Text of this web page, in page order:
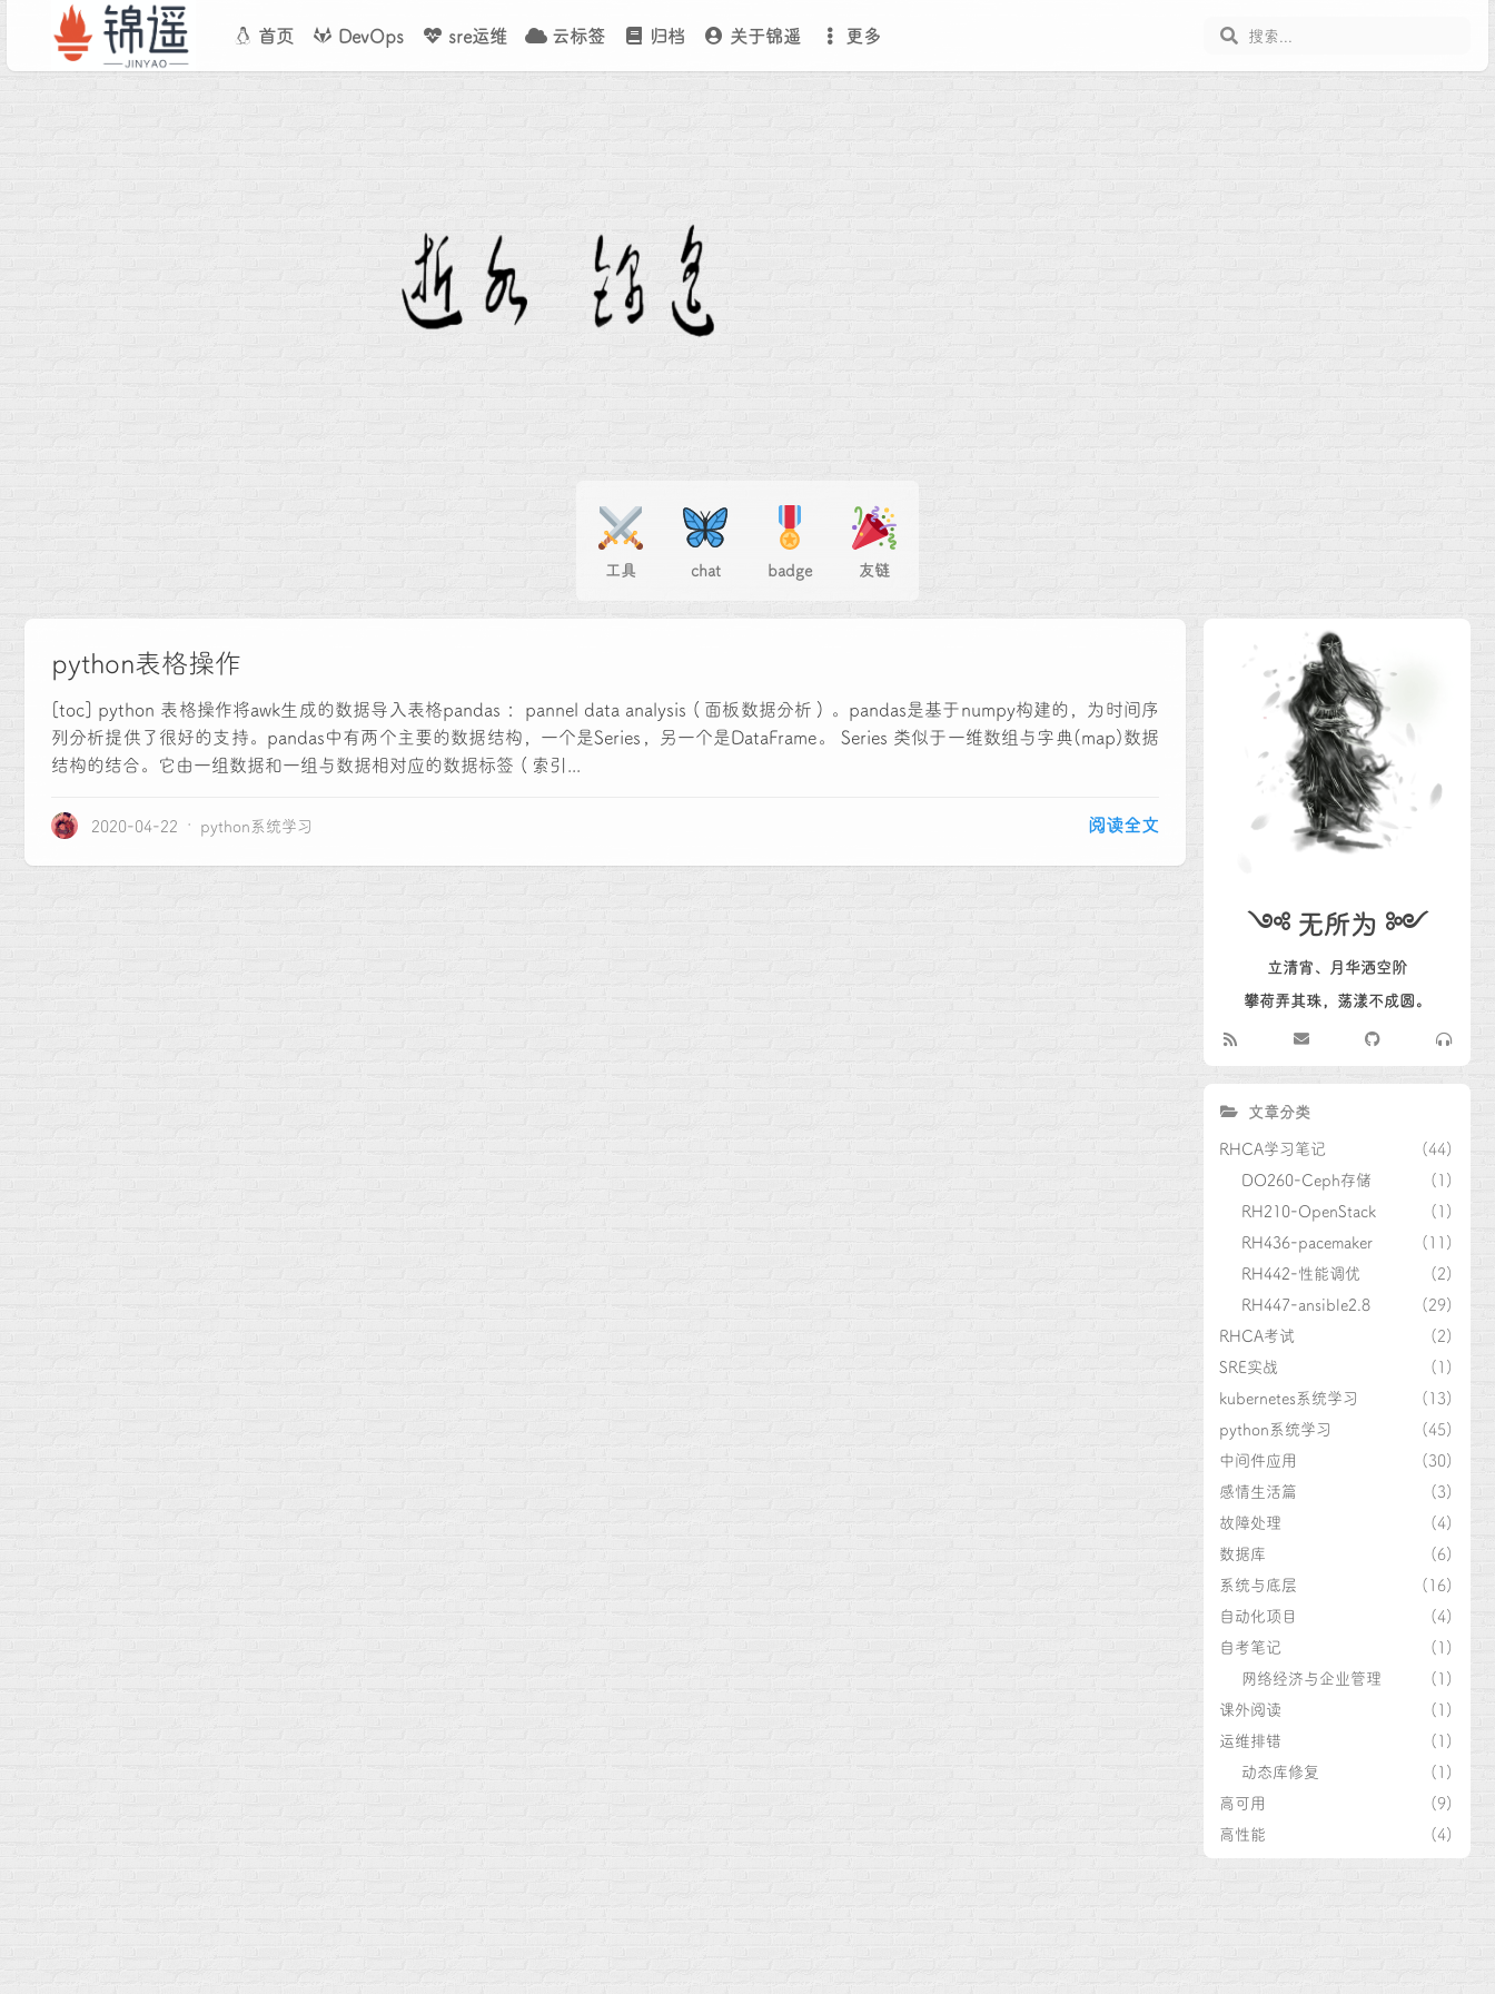
首页 DevOps sre运维 云标签 归档 关于锦遥 更多
工具 chat badge 友链
python表格操作
[toc] python 表格操作将awk生成的数据导入表格pandas ：pannel data analysis（面板数据分析）。pandas是基于numpy构建的，为时间序
列分析提供了很好的支持。pandas中有两个主要的数据结构，一个是Series，另一个是DataFrame。 Series 类似于一维数组与字典(map)数据
结构的结合。它由一组数据和一组与数据相对应的数据标签（索引...
2020-04-22 python系统学习 阅读全文
༺ 无所为 ༻
立清宵、月华洒空阶
攀荷弄其珠，荡漾不成圆。
文章分类
RHCA学习笔记
(44)
DO260-Ceph存储
(1)
RH210-OpenStack
(1)
RH436-pacemaker
(11)
RH442-性能调优
(2)
RH447-ansible2.8
(29)
RHCA考试
(2)
SRE实战
(1)
kubernetes系统学习
(13)
python系统学习
(45)
中间件应用
(30)
感情生活篇
(3)
故障处理
(4)
数据库
(6)
系统与底层
(16)
自动化项目
(4)
自考笔记
(1)
网络经济与企业管理
(1)
课外阅读
(1)
运维排错
(1)
动态库修复
(1)
高可用
(9)
高性能
(4)